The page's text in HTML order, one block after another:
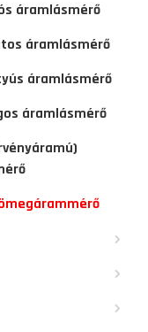
áramlásmérő
áramlásmérő
áramlásmérő
áramlásmérő